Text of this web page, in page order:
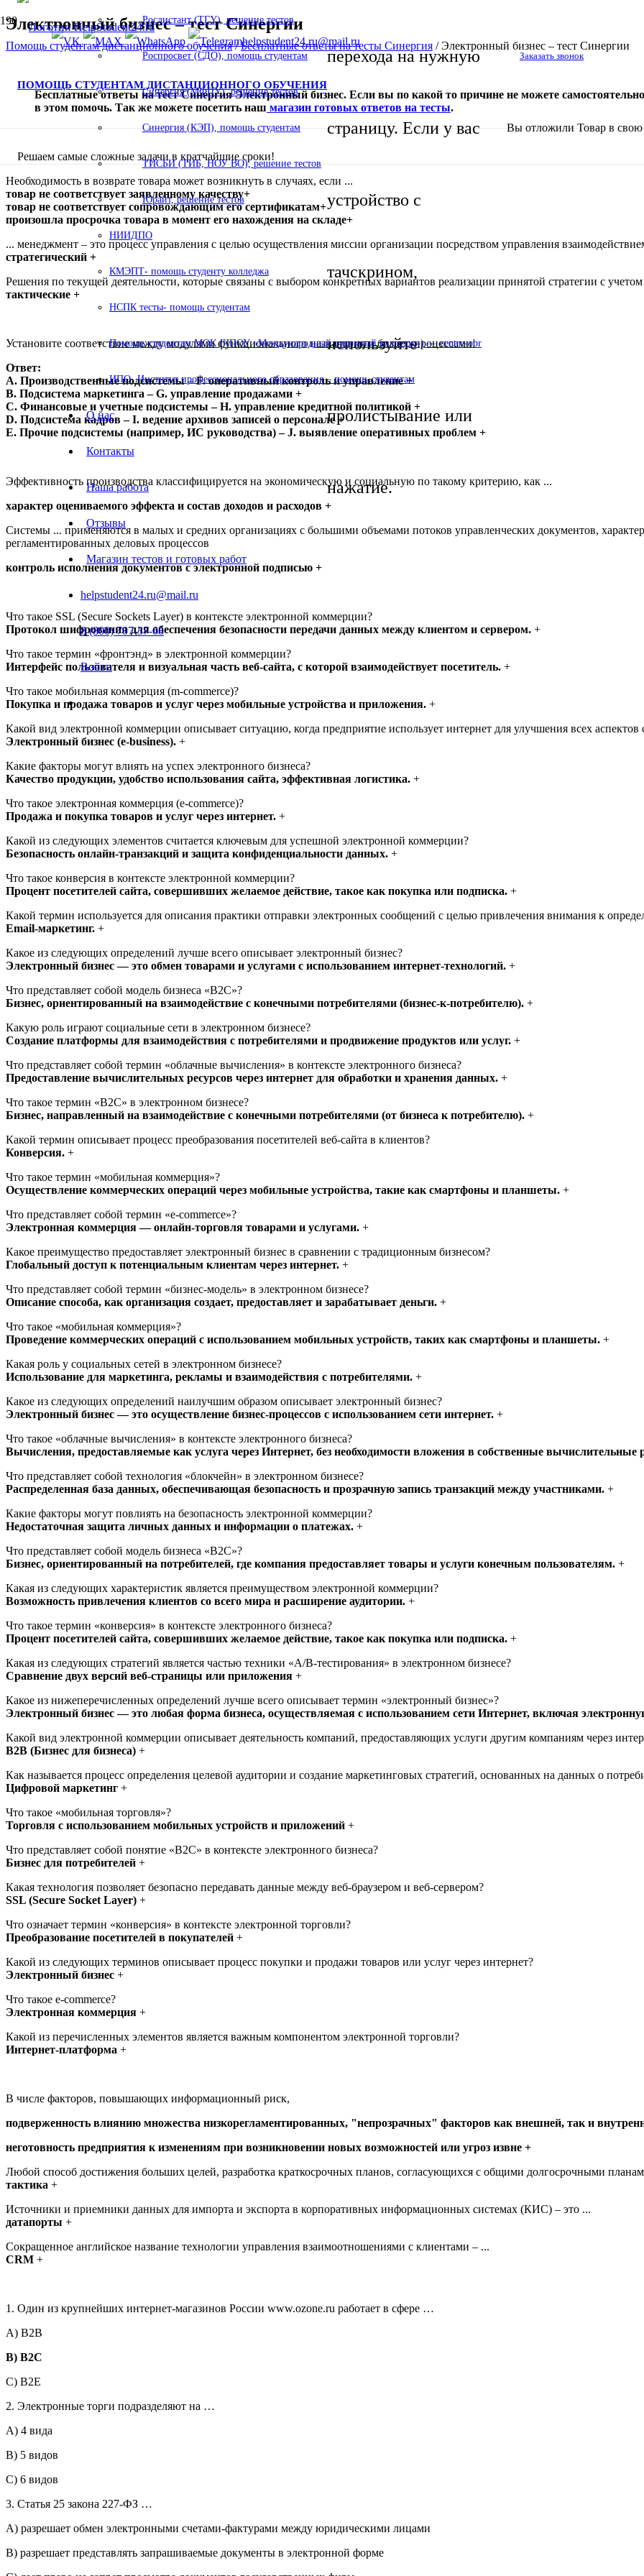
helpstudent24.ru@mail.ru
ПОМОЩЬ СТУДЕНТАМ ДИСТАНЦИОННОГО ОБУЧЕНИЯ
Решаем самые сложные задачи в кратчайшие сроки!
перехода на нужную
страницу. Если у вас
устройство с
тачскрином,
используйте
пролистывание или
нажатие.
Заказать звонок
Вы отложили Товар в свою
Росдистант (ТГУ), решение тестов
Роспросвет (СДО), помощь студентам
Синергия (МФПУ), решение тестов
Синергия (КЭП), помощь студентам
ТИСБИ (ТИБ, НОУ ВО), решение тестов
Юрайт, решение тестов
НИИДПО
КМЭПТ- помощь студенту колледжа
НСПК тесты- помощь студентам
Помощь студентам МОК (ЧПОУ «Международный открытый колледж») — centre-obr
ИПО- Институт профессионального образования – помощь студентам
О нас
Контакты
Наша работа
Отзывы
Магазин тестов и готовых работ
helpstudent24.ru@mail.ru
8 (800) 707-37-68
Войти
Электронный бизнес – тест Синергии
Помощь студентам дистанционного обучения/Бесплатные ответы на тесты Синергия /Электронный бизнес – тест Синергии
Бесплатные ответы на тест Синергия Электронный бизнес. Если вы по какой то причине не можете
в этом помочь. Так же можете посетить наш магазин готовых ответов на тесты.
Необходимость в возврате товара может возникнуть в случаях, если ...
товар не соответствует заявленному качеству+
товар не соответствует сопровождающим его сертификатам+
произошла просрочка товара в момент его нахождения на складе+
... менеджмент – это процесс управления с целью осуществления миссии организации посредством управления
стратегический +
Решения по текущей деятельности, которые связаны с выбором конкретных вариантов реализации принятой стратегии с
тактические +
Установите соответствие между модулями функционального назначения и бизнес-процессами:
Ответ:
A. Производственные подсистемы – F. оперативный контроль и управление +
B. Подсистема маркетинга – G. управление продажами +
C. Финансовые и учетные подсистемы – H. управление кредитной политикой +
D. Подсистема кадров – I. ведение архивов записей о персонале +
E. Прочие подсистемы (например, ИС руководства) – J. выявление оперативных проблем +
Эффективность производства классифицируется на экономическую и социальную по такому критерию, как ...
характер оцениваемого эффекта и состав доходов и расходов +
Системы ... применяются в малых и средних организациях с большими объемами потоков управленческих документов,
регламентированных деловых процессов
контроль исполнения документов с электронной подписью +
Что такое SSL (Secure Sockets Layer) в контексте электронной коммерции?
Протокол шифрования для обеспечения безопасности передачи данных между клиентом и сервером. +
Что такое термин «фронтэнд» в электронной коммерции?
Интерфейс пользователя и визуальная часть веб-сайта, с которой взаимодействует посетитель. +
Что такое мобильная коммерция (m-commerce)?
Покупка и продажа товаров и услуг через мобильные устройства и приложения. +
Какой вид электронной коммерции описывает ситуацию, когда предприятие использует интернет для улучшения всех аспектов
Электронный бизнес (e-business). +
Какие факторы могут влиять на успех электронного бизнеса?
Качество продукции, удобство использования сайта, эффективная логистика. +
Что такое электронная коммерция (e-commerce)?
Продажа и покупка товаров и услуг через интернет. +
Какой из следующих элементов считается ключевым для успешной электронной коммерции?
Безопасность онлайн-транзакций и защита конфиденциальности данных. +
Что такое конверсия в контексте электронной коммерции?
Процент посетителей сайта, совершивших желаемое действие, такое как покупка или подписка. +
Какой термин используется для описания практики отправки электронных сообщений с целью привлечения внимания к
Email-маркетинг. +
Какое из следующих определений лучше всего описывает электронный бизнес?
Электронный бизнес — это обмен товарами и услугами с использованием интернет-технологий. +
Что представляет собой модель бизнеса «B2C»?
Бизнес, ориентированный на взаимодействие с конечными потребителями (бизнес-к-потребителю). +
Какую роль играют социальные сети в электронном бизнесе?
Создание платформы для взаимодействия с потребителями и продвижение продуктов или услуг. +
Что представляет собой термин «облачные вычисления» в контексте электронного бизнеса?
Предоставление вычислительных ресурсов через интернет для обработки и хранения данных. +
Что такое термин «B2C» в электронном бизнесе?
Бизнес, направленный на взаимодействие с конечными потребителями (от бизнеса к потребителю). +
Какой термин описывает процесс преобразования посетителей веб-сайта в клиентов?
Конверсия. +
Что такое термин «мобильная коммерция»?
Осуществление коммерческих операций через мобильные устройства, такие как смартфоны и планшеты. +
Что представляет собой термин «e-commerce»?
Электронная коммерция — онлайн-торговля товарами и услугами. +
Какое преимущество предоставляет электронный бизнес в сравнении с традиционным бизнесом?
Глобальный доступ к потенциальным клиентам через интернет. +
Что представляет собой термин «бизнес-модель» в электронном бизнесе?
Описание способа, как организация создает, предоставляет и зарабатывает деньги. +
Что такое «мобильная коммерция»?
Проведение коммерческих операций с использованием мобильных устройств, таких как смартфоны и планшеты. +
Какая роль у социальных сетей в электронном бизнесе?
Использование для маркетинга, рекламы и взаимодействия с потребителями. +
Какое из следующих определений наилучшим образом описывает электронный бизнес?
Электронный бизнес — это осуществление бизнес-процессов с использованием сети интернет. +
Что такое «облачные вычисления» в контексте электронного бизнеса?
Вычисления, предоставляемые как услуга через Интернет, без необходимости вложения в собственные вычислительные
Что представляет собой технология «блокчейн» в электронном бизнесе?
Распределенная база данных, обеспечивающая безопасность и прозрачную запись транзакций между участниками. +
Какие факторы могут повлиять на безопасность электронной коммерции?
Недостаточная защита личных данных и информации о платежах. +
Что представляет собой модель бизнеса «B2C»?
Бизнес, ориентированный на потребителей, где компания предоставляет товары и услуги конечным пользователям. +
Какая из следующих характеристик является преимуществом электронной коммерции?
Возможность привлечения клиентов со всего мира и расширение аудитории. +
Что такое термин «конверсия» в контексте электронного бизнеса?
Процент посетителей сайта, совершивших желаемое действие, такое как покупка или подписка. +
Какая из следующих стратегий является частью техники «A/B-тестирования» в электронном бизнесе?
Сравнение двух версий веб-страницы или приложения +
Какое из нижеперечисленных определений лучше всего описывает термин «электронный бизнес»?
Электронный бизнес — это любая форма бизнеса, осуществляемая с использованием сети Интернет, включая
Какой вид электронной коммерции описывает деятельность компаний, предоставляющих услуги другим компаниям через
B2B (Бизнес для бизнеса) +
Как называется процесс определения целевой аудитории и создание маркетинговых стратегий, основанных на данных о
Цифровой маркетинг +
Что такое «мобильная торговля»?
Торговля с использованием мобильных устройств и приложений +
Что представляет собой понятие «B2C» в контексте электронного бизнеса?
Бизнес для потребителей +
Какая технология позволяет безопасно передавать данные между веб-браузером и веб-сервером?
SSL (Secure Socket Layer) +
Что означает термин «конверсия» в контексте электронной торговли?
Преобразование посетителей в покупателей +
Какой из следующих терминов описывает процесс покупки и продажи товаров или услуг через интернет?
Электронный бизнес +
Что такое e-commerce?
Электронная коммерция +
Какой из перечисленных элементов является важным компонентом электронной торговли?
Интернет-платформа +
В числе факторов, повышающих информационный риск,
подверженность влиянию множества низкорегламентированных, "непрозрачных" факторов как внешней, так и
неготовность предприятия к изменениям при возникновении новых возможностей или угроз извне +
Любой способ достижения больших целей, разработка краткосрочных планов, согласующихся с общими долгосрочными
тактика +
Источники и приемники данных для импорта и экспорта в корпоративных информационных системах (КИС) – это ...
датапорты +
Сокращенное английское название технологии управления взаимоотношениями с клиентами – ...
CRM +
1. Один из крупнейших интернет-магазинов России www.ozone.ru работает в сфере …
A) B2B
B) B2C
C) B2E
2. Электронные торги подразделяют на …
A) 4 вида
B) 5 видов
C) 6 видов
3. Статья 25 закона 227-ФЗ …
A) разрешает обмен электронными счетами-фактурами между юридическими лицами
B) разрешает представлять запрашиваемые документы в электронной форме